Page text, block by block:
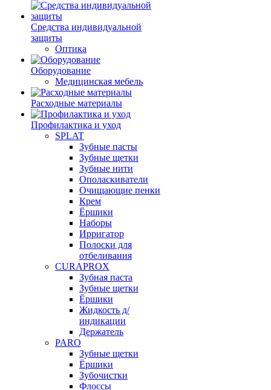
Средства индивидуальной
защиты
Оптика
Оборудование
Медицинская мебель
Расходные материалы
Профилактика и уход
SPLAT
Зубные пасты
Зубные щетки
Зубные нити
Ополаскиватели
Очищающие пенки
Крем
Ёршики
Наборы
Ирригатор
Полоски для
отбеливания
CURAPROX
Зубная паста
Зубные щетки
Ёршики
Жидкость д/
индикации
Держатель
PARO
Зубные щетки
Ёршики
Зубочистки
Флоссы